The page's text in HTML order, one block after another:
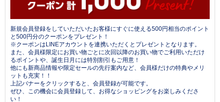
新規会員登録をしていただいたお客様にすぐに使える500円相当のポイント
と500円分のクーポンをプレゼント！
※クーポンはLINEアカウントを連携いただくとプレゼントとなります。
また、会員様限定にお買い物ごとに次回以降のお買い物でご利用いただけ
るポイントや、誕生日月には特別割引もご用意！
他にも新商品情報や限定セールの先行案内など、会員様だけの特典やメリ
ットも充実！！
上記バナーをクリックすると、会員登録が可能です。
ぜひ、この機会に会員登録して、お得なショッピングをお楽しみくださ
い！